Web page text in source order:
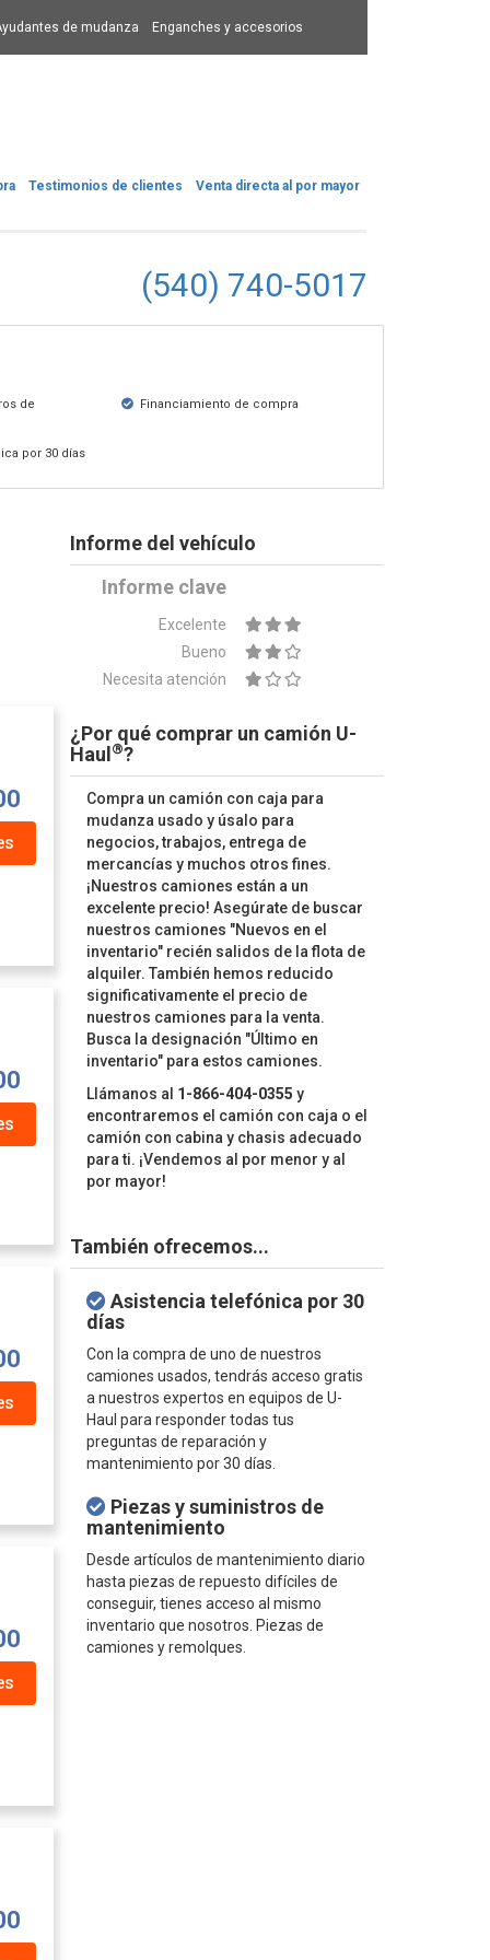
de mudanza Enganches y accesorios
Testimonios de clientes Venta directa al por mayor
(540) 740-5017
de
por 30 días
Financiamiento de compra
Informe del vehículo
Informe clave
Excelente
Bueno
Necesita atención
¿Por qué comprar un camión U-
Haul ®?
Compra un camión con caja para
mudanza usado y úsalo para
negocios, trabajos, entrega de
mercancías y muchos otros fines.
¡Nuestros camiones están a un
excelente precio! Asegúrate de buscar
nuestros camiones "Nuevos en el
inventario" recién salidos de la flota de
alquiler. También hemos reducido
significativamente el precio de
nuestros camiones para la venta.
Busca la designación "Último en
inventario" para estos camiones.
Llámanos al 1-866-404-0355 y
encontraremos el camión con caja o el
camión con cabina y chasis adecuado
para ti. ¡Vendemos al por menor y al
por mayor!
También ofrecemos...
Asistencia telefónica por 30
días
Con la compra de uno de nuestros
camiones usados, tendrás acceso gratis
a nuestros expertos en equipos de U-
Haul para responder todas tus
preguntas de reparación y
mantenimiento por 30 días.
Piezas y suministros de
mantenimiento
Desde artículos de mantenimiento diario
hasta piezas de repuesto difíciles de
conseguir, tienes acceso al mismo
inventario que nosotros. Piezas de
camiones y remolques.